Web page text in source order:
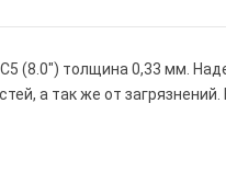
(8.0") толщина 0,33 мм.
а так же от